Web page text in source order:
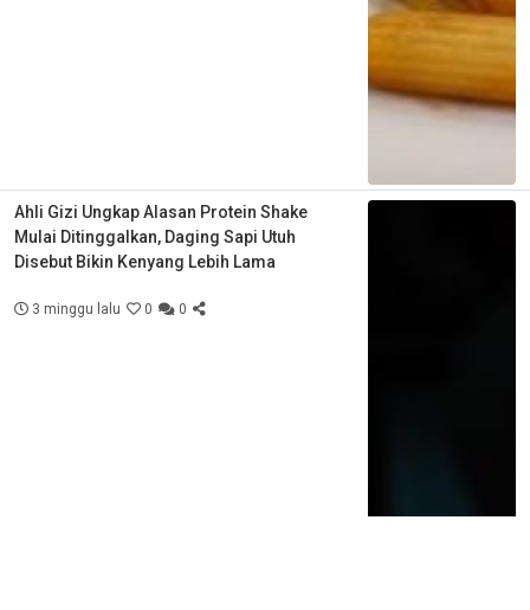
Ahli Gizi Ungkap Alasan Protein Shake
Mulai Ditinggalkan, Daging Sapi Utuh
Disebut Bikin Kenyang Lebih Lama
3 minggu lalu 0 0